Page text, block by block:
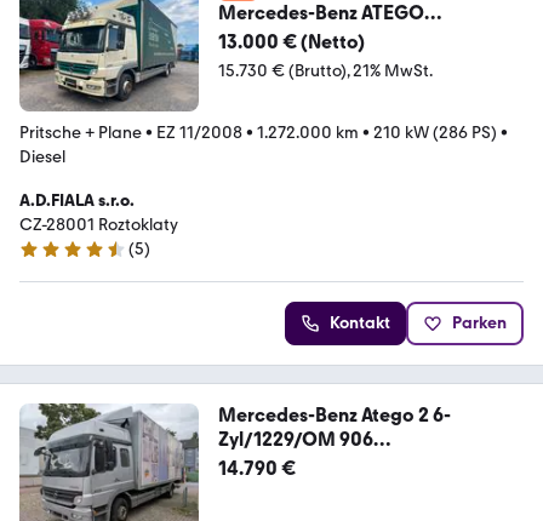
Mercedes-Benz ATEGO
1229L,V6,EURO 5,SLEEPCAB
13.000 € (Netto)
15.730 € (Brutto) 21% MwSt.
Pritsche + Plane• EZ 11/2008• 1.272.000 km • 210 kW (286 PS) •
Diesel
A.D.FIALA s.r.o.
CZ-28001 Roztoklaty
4.3 Sterne
(5)
Kontakt Parken
Mercedes-Benz Atego 2 6-
Zyl/1229/OM 906
LA/Klima/Bett/Retarder
14.790 €